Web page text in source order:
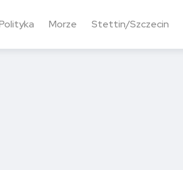
Morze Stettin/Szczecin